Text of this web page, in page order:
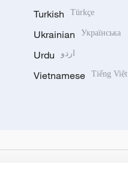
Turkish Türkçe
Ukrainian Українська
Urdu اردو
Vietnamese Tiếng Việt